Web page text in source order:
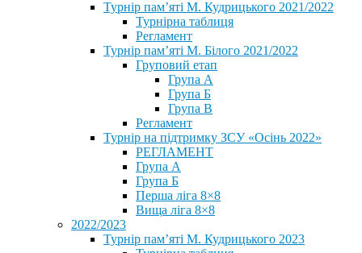
Турнір пам’яті М. Кудрицького 2021/2022
Турнірна таблиця
Регламент
Турнір пам’яті М. Білого 2021/2022
Груповий етап
Група А
Група Б
Група В
Регламент
Турнір на підтримку ЗСУ «Осінь 2022»
РЕГЛАМЕНТ
Група А
Група Б
Перша ліга 8×8
Вища ліга 8×8
2022/2023
Турнір пам’яті М. Кудрицького 2023